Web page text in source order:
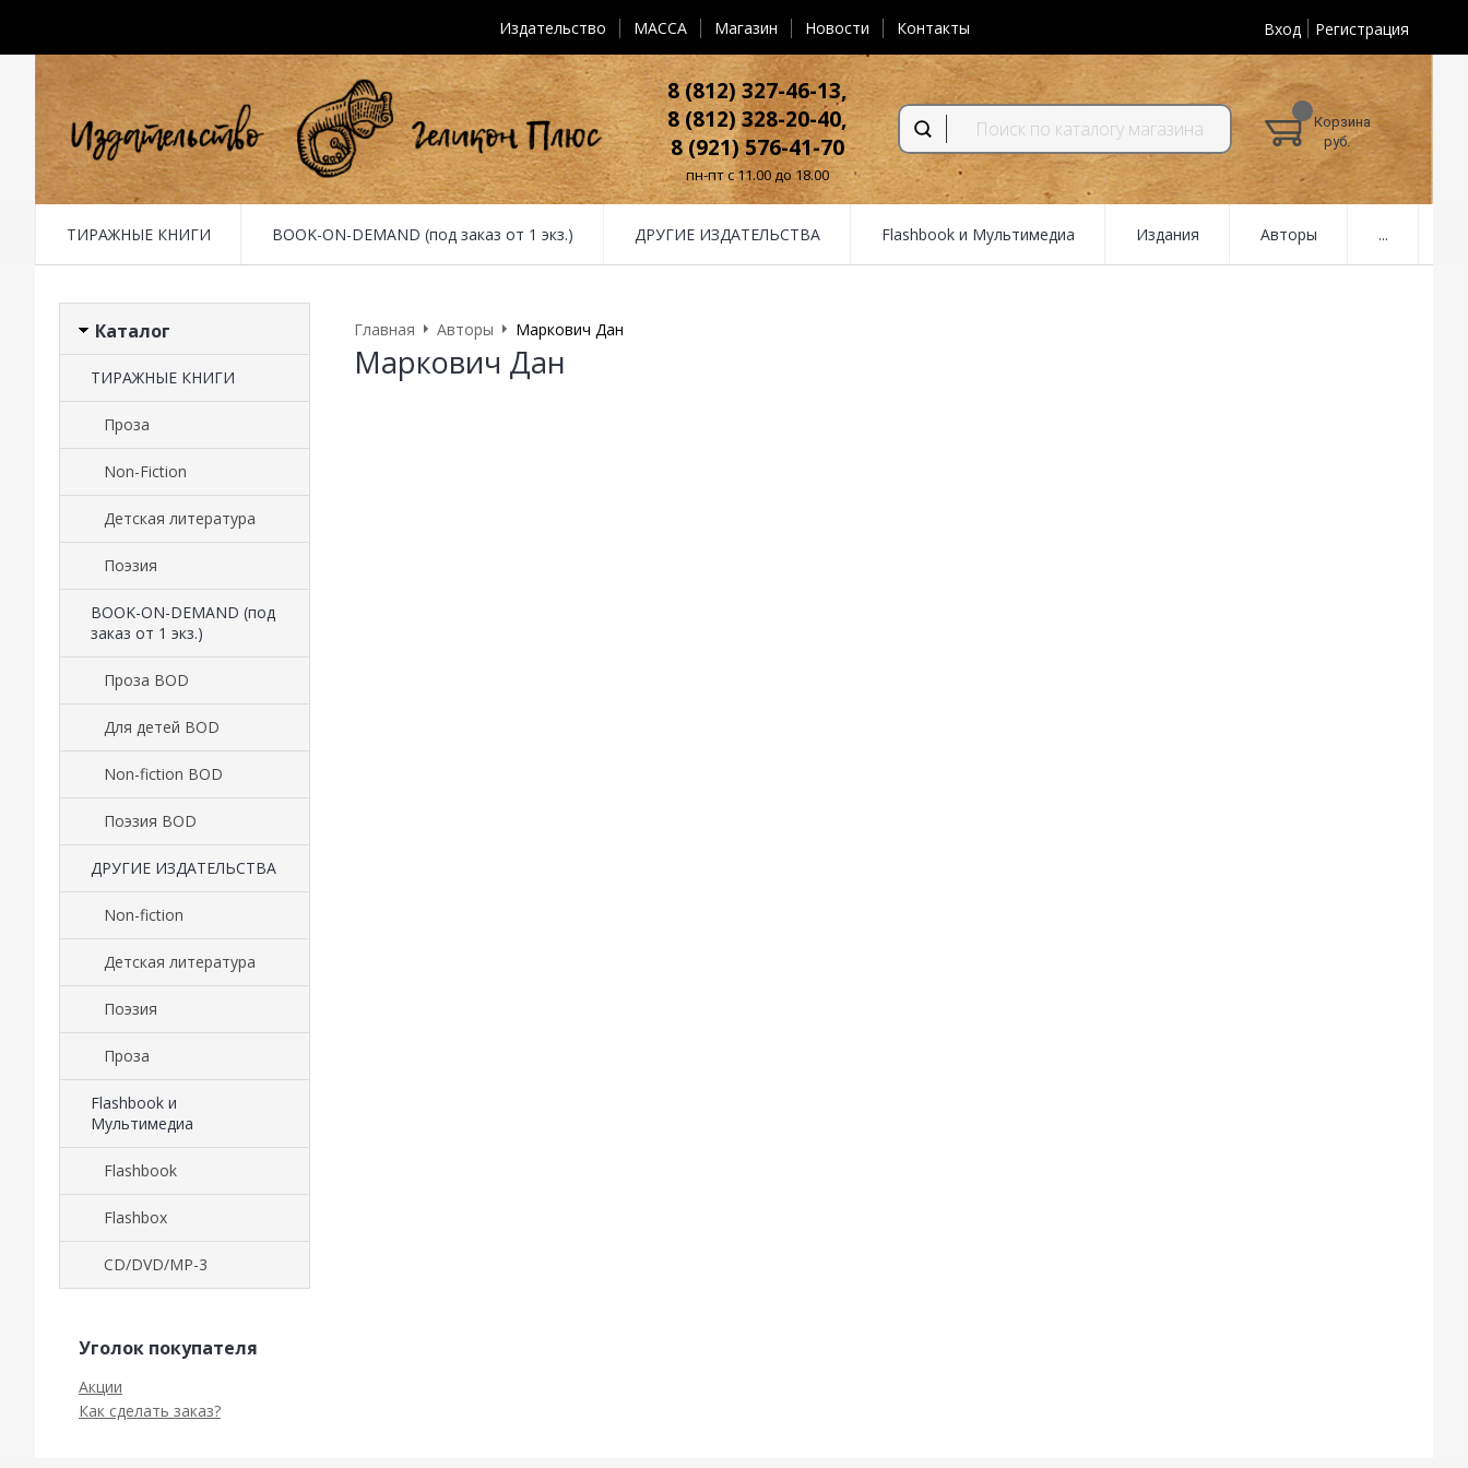
Издательство MACCA Магазин Новости Контакты Вход Регистрация
8 (812) 327-46-13,
8 (812) 328-20-40,
8 (921) 576-41-70
пн-пт с 11.00 до 18.00
Корзина
руб.
ТИРАЖНЫЕ КНИГИ BOOK-ON-DEMAND (под заказ от 1 экз.) ДРУГИЕ ИЗДАТЕЛЬСТВА Flashbook и Мультимедиа Издания Авторы ...
Каталог
ТИРАЖНЫЕ КНИГИ
Проза
Non-Fiction
Детская литература
Поэзия
BOOK-ON-DEMAND (под
заказ от 1 экз.)
Проза BOD
Для детей BOD
Non-fiction BOD
Поэзия BOD
ДРУГИЕ ИЗДАТЕЛЬСТВА
Non-fiction
Детская литература
Поэзия
Проза
Flashbook и
Мультимедиа
Flashbook
Flashbox
CD/DVD/MP-3
Уголок покупателя
Акции
Как сделать заказ?
Главная Авторы Маркович Дан
Маркович Дан